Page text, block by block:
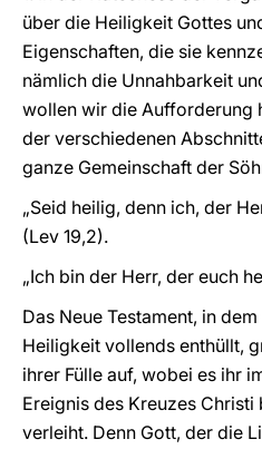
über die Heiligkeit Gottes
Eigenschaften, die sie
nämlich die Unnahbarkeit
wollen wir die Aufforderung
der verschiedenen
ganze Gemeinschaft der
„Seid heilig, denn ich, der
(Lev 19,2).
„Ich bin der Herr, der euch
Das Neue Testament, in
Heiligkeit vollends enthüllt,
ihrer Fülle auf, wobei es ihr
Ereignis des Kreuzes
verleiht. Denn Gott, der die